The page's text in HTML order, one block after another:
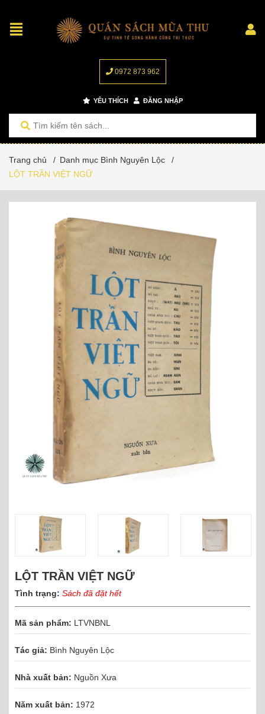
0972 873 962
YÊU THÍCH ĐĂNG NHẬP
Trang chủ / Danh mục Bình Nguyên Lộc
/
LỘT TRẦN VIỆT NGỮ
LỘT TRẦN VIỆT NGỮ
Tình trạng: Sách đã đặt hết
Mã sản phẩm: LTVNBNL
Tác giả: Bình Nguyên Lộc
Nhà xuất bản: Nguồn Xưa
Năm xuất bản: 1972